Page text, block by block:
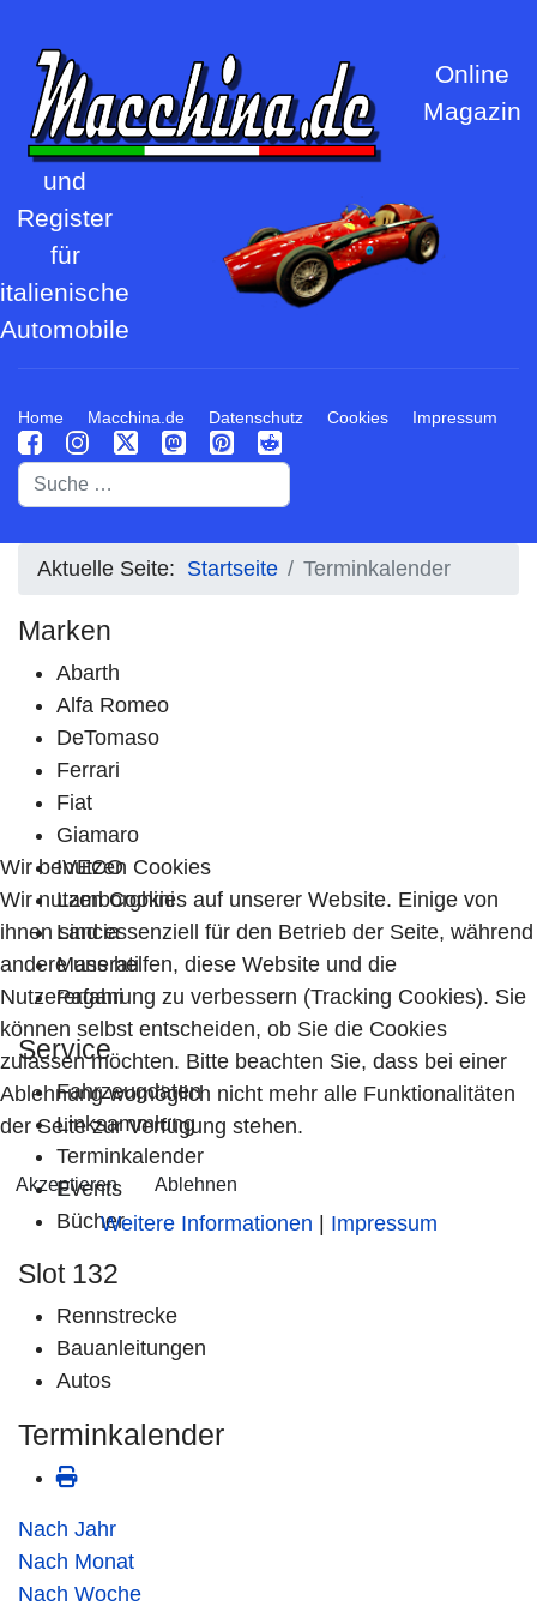
Online
Magazin
und
Register
für
italienische
Automobile
Home Macchina.de Datenschutz Cookies Impressum
Suchen
Aktuelle Seite: Startseite Terminkalender
Marken
Abarth
Alfa Romeo
DeTomaso
Ferrari
Fiat
Giamaro
IVECO
Lamborghini
Lancia
Maserati
Pagani
Service
Fahrzeugdaten
Linksammlung
Terminkalender
Events
Bücher
Slot 132
Rennstrecke
Bauanleitungen
Autos
Terminkalender
Nach Jahr
Nach Monat
Nach Woche
Wir benutzen Cookies
Wir nutzen Cookies auf unserer Website. Einige von
ihnen sind essenziell für den Betrieb der Seite, während
andere uns helfen, diese Website und die
Nutzererfahrung zu verbessern (Tracking Cookies). Sie
können selbst entscheiden, ob Sie die Cookies
zulassen möchten. Bitte beachten Sie, dass bei einer
Ablehnung womöglich nicht mehr alle Funktionalitäten
der Seite zur Verfügung stehen.
Akzeptieren Ablehnen
Weitere Informationen Impressum